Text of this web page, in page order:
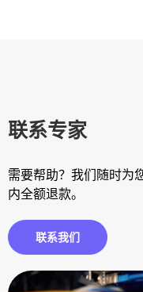
联系专家
需要帮助？我们随时为
内全额退款。
联系我们